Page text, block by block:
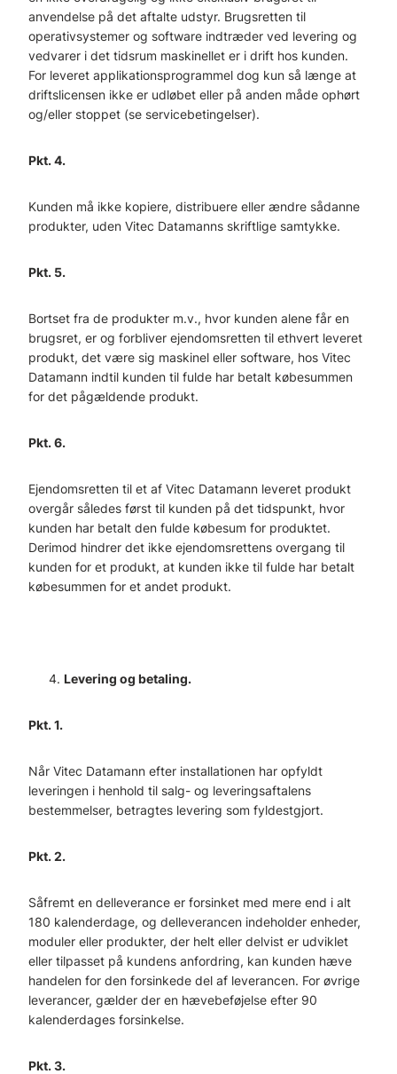
anvendelse på det aftalte udstyr. Brugsretten til
operativsystemer og software indtræder ved levering og
vedvarer i det tidsrum maskinellet er i drift hos kunden.
For leveret applikationsprogrammel dog kun så længe at
driftslicensen ikke er udløbet eller på anden måde ophørt
og/eller stoppet (se servicebetingelser).
Pkt. 4.
Kunden må ikke kopiere, distribuere eller ændre sådanne
produkter, uden Vitec Datamanns skriftlige samtykke.
Pkt. 5.
Bortset fra de produkter m.v., hvor kunden alene får en
brugsret, er og forbliver ejendomsretten til ethvert leveret
produkt, det være sig maskinel eller software, hos Vitec
Datamann indtil kunden til fulde har betalt købesummen
for det pågældende produkt.
Pkt. 6.
Ejendomsretten til et af Vitec Datamann leveret produkt
overgår således først til kunden på det tidspunkt, hvor
kunden har betalt den fulde købesum for produktet.
Derimod hindrer det ikke ejendomsrettens overgang til
kunden for et produkt, at kunden ikke til fulde har betalt
købesummen for et andet produkt.
Levering og betaling.
Pkt. 1.
Når Vitec Datamann efter installationen har opfyldt
leveringen i henhold til salg- og leveringsaftalens
bestemmelser, betragtes levering som fyldestgjort.
Pkt. 2.
Såfremt en delleverance er forsinket med mere end i alt
180 kalenderdage, og delleverancen indeholder enheder,
moduler eller produkter, der helt eller delvist er udviklet
eller tilpasset på kundens anfordring, kan kunden hæve
handelen for den forsinkede del af leverancen. For øvrige
leverancer, gælder der en hævebeføjelse efter 90
kalenderdages forsinkelse.
Pkt. 3.